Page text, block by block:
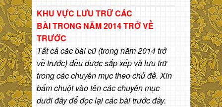
KHU VỰC LƯU TRỮ CÁC
BÀITRONG NĂM 2014 TRỞ VỀ
TRƯỚC
Tất cả các bài cũ (trong năm 2014 trở
về trước) đều được sắp xếp và lưu trữ
trong các chuyên mục theo chủ đề. Xin
bấm chuột vào tên các chuyên mục
dưới đây để đọc lại các bài trước đây.